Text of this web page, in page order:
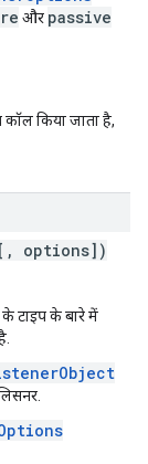
और passive
किया जाता है,
options])
टाइप के बारे में